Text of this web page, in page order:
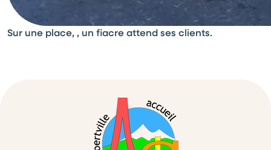
Sur une place, , un fiacre attend ses clients.